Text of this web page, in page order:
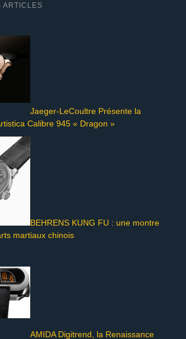
ARTICLES
Jaeger-LeCoultre Présente la
Calibre 945 « Dragon »
BEHRENS KUNG FU : une montre
martiaux chinois
AMIDA Digitrend, la Renaissance